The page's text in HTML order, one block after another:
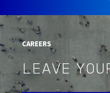
CAREERS
LEAVE